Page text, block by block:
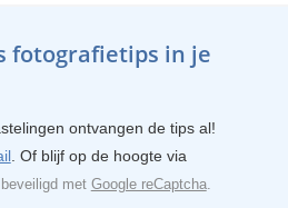
fotografietips in je
ontvangen de tips al!
. Of blijf op de hoogte via
met Google reCaptcha.